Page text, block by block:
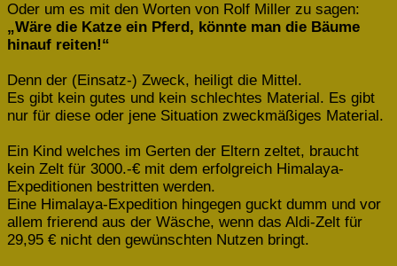
Oder um es mit den Worten von Rolf Miller zu sagen:
„Wäre die Katze ein Pferd, könnte man die Bäume
hinauf reiten!“
Denn der (Einsatz-) Zweck, heiligt die Mittel.
Es gibt kein gutes und kein schlechtes Material. Es gibt
nur für diese oder jene Situation zweckmäßiges Material.
Ein Kind welches im Gerten der Eltern zeltet, braucht
kein Zelt für 3000.-€ mit dem erfolgreich Himalaya-
Expeditionen bestritten werden.
Eine Himalaya-Expedition hingegen guckt dumm und vor
allem frierend aus der Wäsche, wenn das Aldi-Zelt für
29,95 € nicht den gewünschten Nutzen bringt.